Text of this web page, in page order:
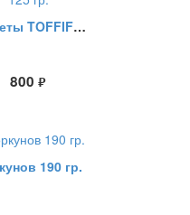
Конфеты TOFFIFEE 125 гр.
800 руб.
190 гр.